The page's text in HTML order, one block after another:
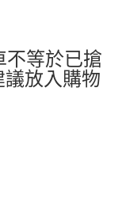
不等於已搶
放入購物